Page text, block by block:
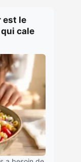
est le
cale